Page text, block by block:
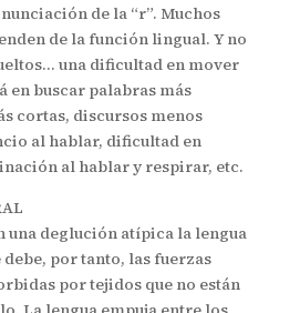
de la “r”. Muchos
de la función lingual. Y no
una dificultad en mover
en buscar palabras más
cortas, discursos menos
al hablar, dificultad en
al hablar y respirar, etc.
una deglución atípica la lengua
por tanto, las fuerzas
por tejidos que no están